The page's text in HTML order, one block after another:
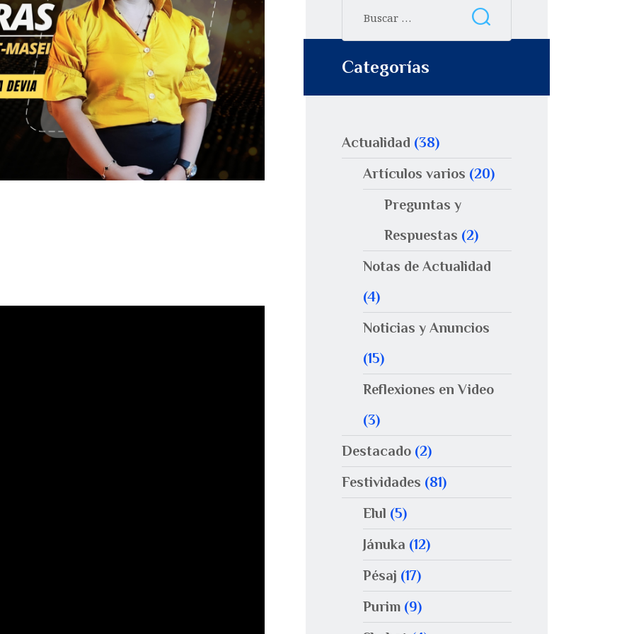
Categorías
Actualidad (38)
Artículos varios (20)
Preguntas y
Respuestas (2)
Notas de Actualidad
(4)
Noticias y Anuncios
(15)
Reflexiones en Video
(3)
Destacado (2)
Festividades (81)
Elul (5)
Jánuka (12)
Pésaj (17)
Purim (9)